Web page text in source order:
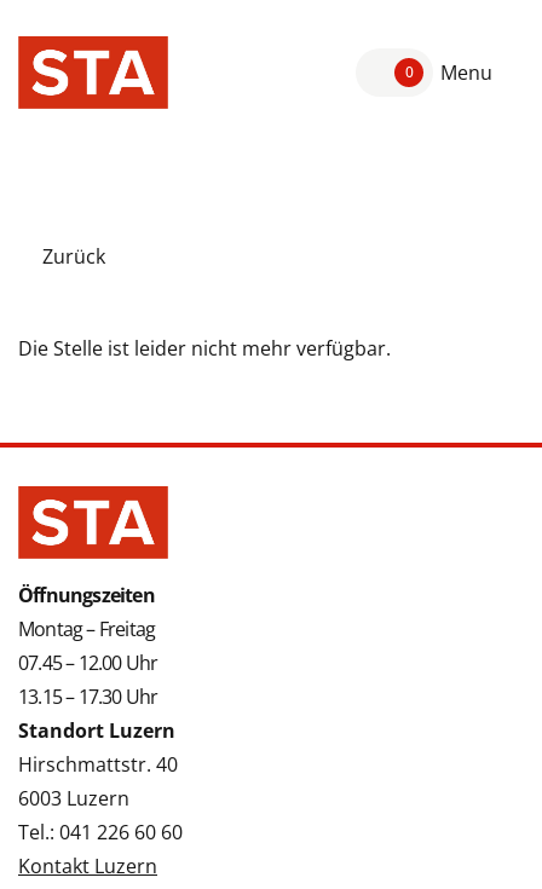
0 Menu
Zurück
Die Stelle ist leider nicht mehr verfügbar.
Öffnungszeiten
Montag – Freitag
07.45 – 12.00 Uhr
13.15 – 17.30 Uhr
Standort Luzern
Hirschmattstr. 40
6003 Luzern
Tel.: 041 226 60 60
Kontakt Luzern